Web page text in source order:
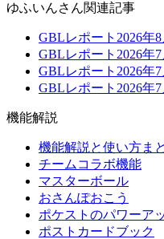
ゆふいんさん関連記事
GBLレポート2026年8
GBLレポート2026年7
GBLレポート2026年7
GBLレポート2026年7
機能解説
機能解説と使い方ま
チームコラボ機能
マスターボール
おさんぽおこう
ポケストのパワーア
ポストカードブック